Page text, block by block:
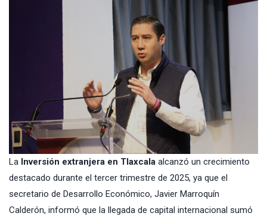
La Inversión extranjera en Tlaxcala alcanzó un crecimiento
destacado durante el tercer trimestre de 2025, ya que el
secretario de Desarrollo Económico, Javier Marroquín
Calderón, informó que la llegada de capital internacional sumó